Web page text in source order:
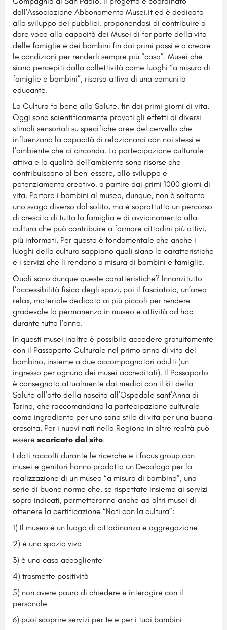
dall’Associazione Abbonamento Musei.it ed è dedicato
allo sviluppo dei pubblici, proponendosi di contribuire a
dare voce alla capacità dei Musei di far parte della vita
delle famiglie e dei bambini fin dai primi passi e a creare
le condizioni per renderli sempre più “casa”. Musei che
siano percepiti dalla collettività come luoghi “a misura di
famiglie e bambini”, risorsa attiva di una comunità
educante.
La Cultura fa bene alla Salute, fin dai primi giorni di vita.
Oggi sono scientificamente provati gli effetti di diversi
stimoli sensoriali su specifiche aree del cervello che
influenzano la capacità di relazionarci con noi stessi e
l’ambiente che ci circonda. La partecipazione culturale
attiva e la qualità dell’ambiente sono risorse che
contribuiscono al ben-essere, allo sviluppo e
potenziamento creativo, a partire dai primi 1000 giorni di
vita. Portare i bambini al museo, dunque, non è soltanto
uno svago diverso dal solito, ma è soprattutto un percorso
di crescita di tutta la famiglia e di avvicinamento alla
cultura che può contribuire a formare cittadini più attivi,
più informati. Per questo è fondamentale che anche i
luoghi della cultura sappiano quali siano le caratteristiche
e i servizi che li rendono a misura di bambini e famiglie.
Quali sono dunque queste caratteristiche? Innanzitutto
l’accessibilità fisica degli spazi, poi il fasciatoio, un’area
relax, materiale dedicato ai più piccoli per rendere
gradevole la permanenza in museo e attività ad hoc
durante tutto l’anno.
In questi musei inoltre è possibile accedere gratuitamente
con il Passaporto Culturale nel primo anno di vita del
bambino, insieme a due accompagnatori adulti (un
ingresso per ognuno dei musei accreditati). Il Passaporto
è consegnato attualmente dai medici con il kit della
Salute all’atto della nascita all’Ospedale sant’Anna di
Torino, che raccomandano la partecipazione culturale
come ingrediente per uno sano stile di vita per una buona
crescita. Per i nuovi nati nella Regione in altre realtà può
essere scaricato dal sito.
I dati raccolti durante le ricerche e i focus group con
musei e genitori hanno prodotto un Decalogo per la
realizzazione di un museo “a misura di bambino”, una
serie di buone norme che, se rispettate insieme ai servizi
sopra indicati, permetteranno anche ad altri musei di
ottenere la certificazione “Nati con la cultura”:
1) Il museo è un luogo di cittadinanza e aggregazione
2) è uno spazio vivo
3) è una casa accogliente
4) trasmette positività
5) non avere paura di chiedere e interagire con il
personale
6) puoi scoprire servizi per te e per i tuoi bambini